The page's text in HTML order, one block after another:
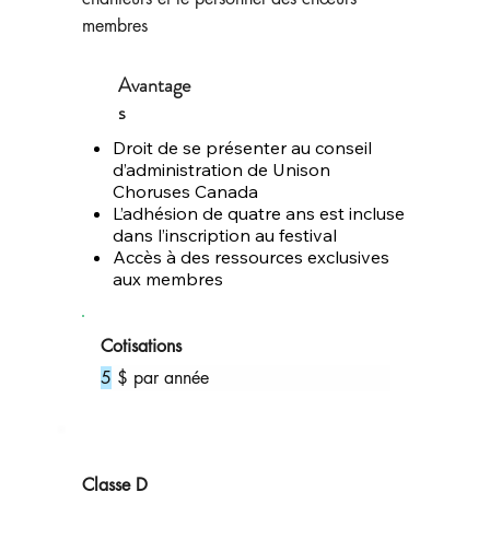
membres
Avantage
s
Droit de se présenter au conseil
d’administration de Unison
Choruses Canada
L’adhésion de quatre ans est incluse
dans l’inscription au festival
Accès à des ressources exclusives
aux membres
Cotisations
5 $ par année
Classe D